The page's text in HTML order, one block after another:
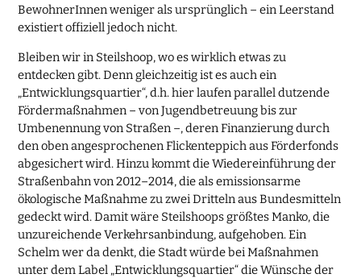
BewohnerInnen weniger als ursprünglich – ein Leerstand
existiert offiziell jedoch nicht.
Bleiben wir in Steilshoop, wo es wirklich etwas zu
entdecken gibt. Denn gleichzeitig ist es auch ein
„Entwicklungsquartier“, d.h. hier laufen parallel dutzende
Fördermaßnahmen – von Jugendbetreuung bis zur
Umbenennung von Straßen –, deren Finanzierung durch
den oben angesprochenen Flickenteppich aus Förderfonds
abgesichert wird. Hinzu kommt die Wiedereinführung der
Straßenbahn von 2012–2014, die als emissionsarme
ökologische Maßnahme zu zwei Dritteln aus Bundesmitteln
gedeckt wird. Damit wäre Steilshoops größtes Manko, die
unzureichende Verkehrsanbindung, aufgehoben. Ein
Schelm wer da denkt, die Stadt würde bei Maßnahmen
unter dem Label „Entwicklungsquartier“ die Wünsche der